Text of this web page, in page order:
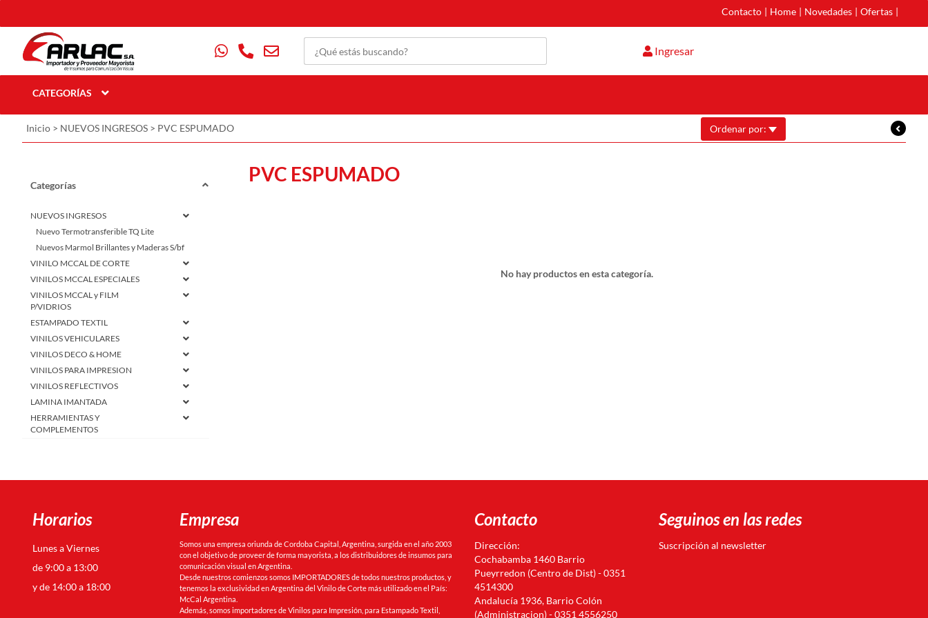
Contacto | Home | Novedades | Ofertas |
Ingresar
CATEGORÍAS
Inicio > NUEVOS INGRESOS > PVC ESPUMADO Ordenar por:
Categorías
NUEVOS INGRESOS
Nuevo Termotransferible TQ Lite
Nuevos Marmol Brillantes y Maderas S/bf
VINILO MCCAL DE CORTE
VINILOS MCCAL ESPECIALES
VINILOS MCCAL y FILM
P/VIDRIOS
ESTAMPADO TEXTIL
VINILOS VEHICULARES
VINILOS DECO & HOME
VINILOS PARA IMPRESION
VINILOS REFLECTIVOS
LAMINA IMANTADA
HERRAMIENTAS Y
COMPLEMENTOS
PVC ESPUMADO
No hay productos en esta categoría.
Horarios
Lunes a Viernes
de 9:00 a 13:00
y de 14:00 a 18:00
Empresa
Somos una empresa oriunda de Cordoba Capital, Argentina, surgida en el año 2003
con el objetivo de proveer de forma mayorista, a los distribuidores de insumos para
comunicación visual en Argentina.
Desde nuestros comienzos somos IMPORTADORES de todos nuestros productos, y
tenemos la exclusividad en Argentina del Vinilo de Corte más utilizado en el País:
McCal Argentina.
Además, somos importadores de Vinilos para Impresión, para Estampado Textil,
Contacto
Dirección:
Cochabamba 1460 Barrio
Pueyrredon (Centro de Dist) - 0351
4514300
Andalucía 1936, Barrio Colón
(Administracion) - 0351 4556250
Seguinos en las redes
Suscripción al newsletter